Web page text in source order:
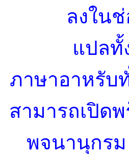
ลงใน
แปลทั้
ภาษาอาหรับ
สามารถเปิด
พจนานุกรม